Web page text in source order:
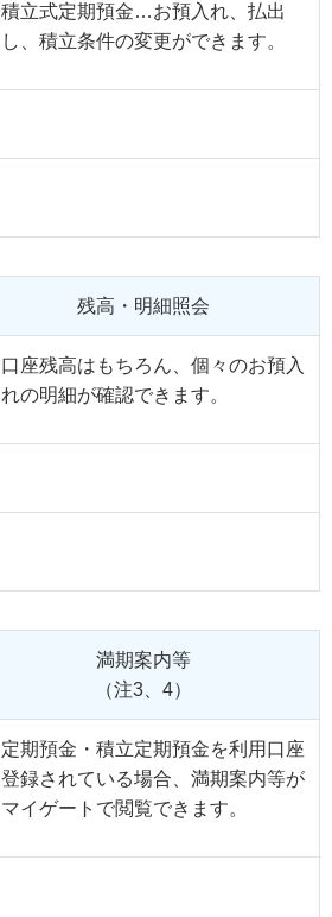
積立式定期預金…お預入れ、払出
し、積立条件の変更ができます。
残高・明細照会
口座残高はもちろん、個々のお預入
れの明細が確認できます。
満期案内等
（注3、4）
定期預金・積立定期預金を利用口座
登録されている場合、満期案内等が
マイゲートで閲覧できます。